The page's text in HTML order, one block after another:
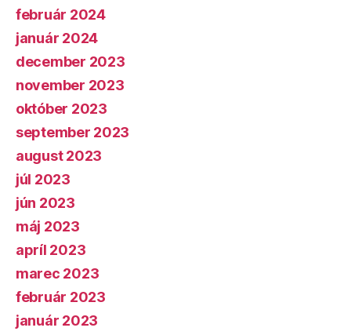
február 2024
január 2024
december 2023
november 2023
október 2023
september 2023
august 2023
júl 2023
jún 2023
máj 2023
apríl 2023
marec 2023
február 2023
január 2023